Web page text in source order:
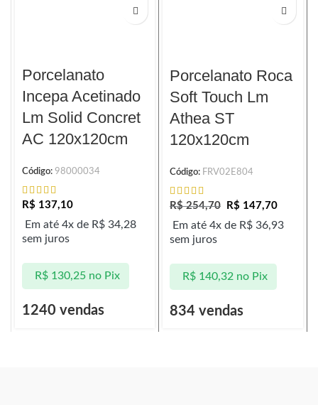
Porcelanato
Incepa Acetinado
Lm Solid Concret
AC 120x120cm
Código: 98000034
R$ 137,10
Em até 4x de R$ 34,28
sem juros
R$130,25 no Pix
1240 vendas
Porcelanato Roca
Soft Touch Lm
Athea ST
120x120cm
Código: FRV02E804
R$254,70 R$ 147,70
Em até 4x de R$ 36,93
sem juros
R$140,32 no Pix
834 vendas